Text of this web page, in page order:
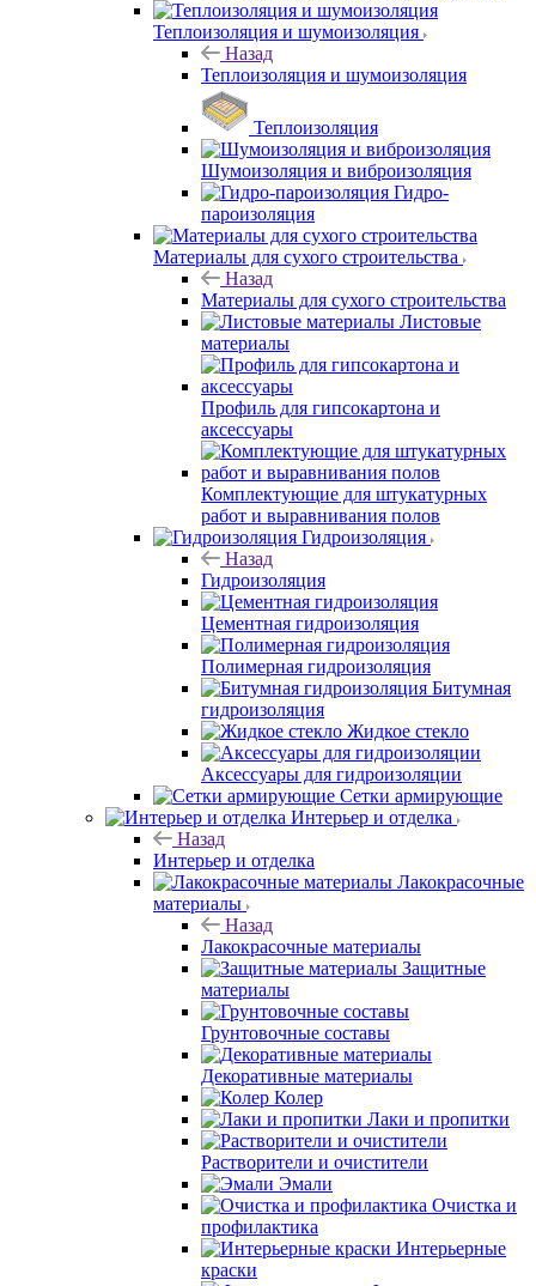
Теплоизоляция и шумоизоляция
Назад
Теплоизоляция и шумоизоляция
Теплоизоляция
Шумоизоляция и виброизоляция
Гидро-
пароизоляция
Материалы для сухого строительства
Назад
Материалы для сухого строительства
Листовые
материалы
Профиль для гипсокартона и
аксессуары
Комплектующие для штукатурных
работ и выравнивания полов
Гидроизоляция
Назад
Гидроизоляция
Цементная гидроизоляция
Полимерная гидроизоляция
Битумная
гидроизоляция
Жидкое стекло
Аксессуары для гидроизоляции
Сетки армирующие
Интерьер и отделка
Назад
Интерьер и отделка
Лакокрасочные
материалы
Назад
Лакокрасочные материалы
Защитные
материалы
Грунтовочные составы
Декоративные материалы
Колер
Лаки и пропитки
Растворители и очистители
Эмали
Очистка и
профилактика
Интерьерные
краски